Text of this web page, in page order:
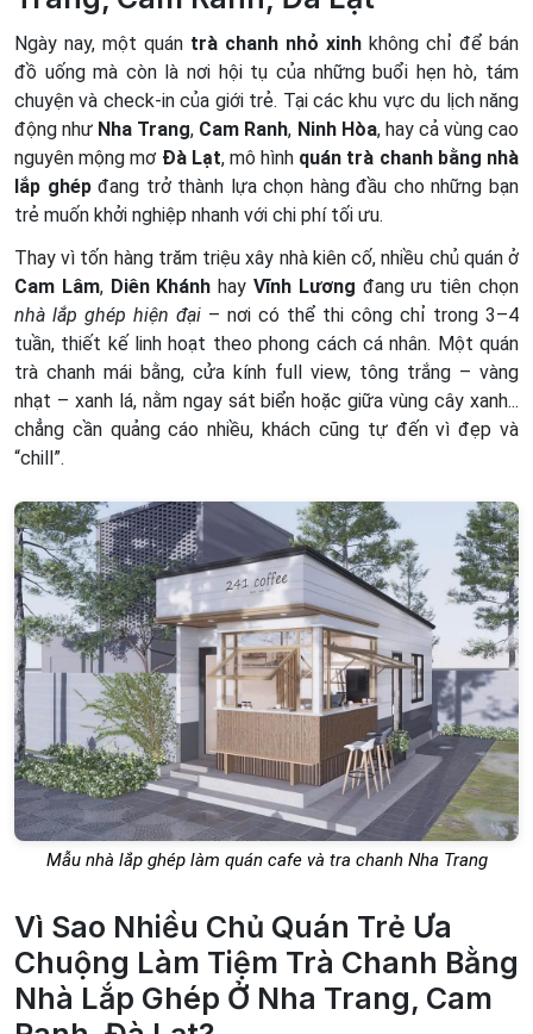
Ngày nay, một quán trà chanh nhỏ xinh không chỉ để bán
đồ uống mà còn là nơi hội tụ của những buổi hẹn hò, tám
chuyện và check-in của giới trẻ. Tại các khu vực du lịch năng
động như Nha Trang, Cam Ranh, Ninh Hòa, hay cả vùng cao
nguyên mộng mơ Đà Lạt, mô hình quán trà chanh bằng nhà
lắp ghépđang trở thành lựa chọn hàng đầu cho những bạn
trẻ muốn khởi nghiệp nhanh với chi phí tối ưu.
Thay vì tốn hàng trăm triệu xây nhà kiên cố, nhiều chủ quán ở
Cam Lâm, Diên Khánh hayVĩnh Lương đang ưu tiên chọn
nhà lắp ghép hiện đại – nơi có thể thi công chỉ trong 3–4
tuần, thiết kế linh hoạt theo phong cách cá nhân. Một quán
trà chanh mái bằng, cửa kính full view, tông trắng – vàng
nhạt – xanh lá, nằm ngay sát biển hoặc giữa vùng cây xanh...
chẳng cần quảng cáo nhiều, khách cũng tự đến vì đẹp và
“chill”.
Mẫu nhà lắp ghép làm quán cafe và tra chanh Nha Trang
Vì Sao Nhiều Chủ Quán Trẻ Ưa
Chuộng Làm Tiệm Trà Chanh Bằng
Nhà Lắp Ghép Ở Nha Trang, Cam